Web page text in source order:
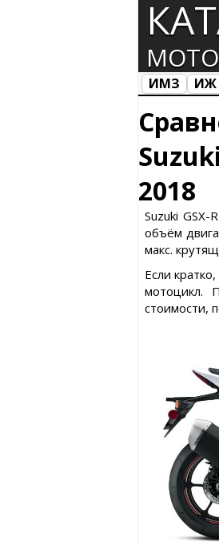
ИМЗ ИЖ
2018
Suzuki
объём
макс.
Если
мотоцикл.
стоимости,